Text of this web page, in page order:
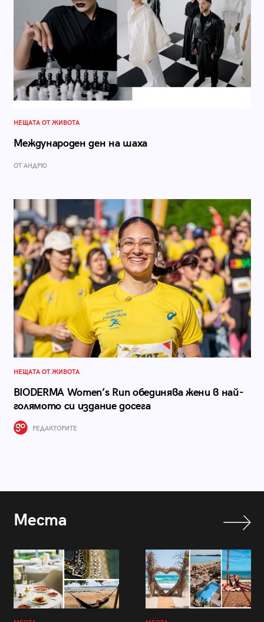
НЕЩАТА ОТ ЖИВОТА
Международен ден на шаха
ОТ АНДРЮ
НЕЩАТА ОТ ЖИВОТА
BIODERMA Women’s Run обединява жени в най-
голямото си издание досега
РЕДАКТОРИТЕ
Места